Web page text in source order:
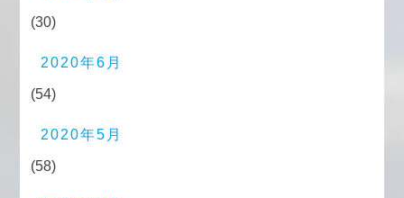
(30)
2020年6月
(54)
2020年5月
(58)